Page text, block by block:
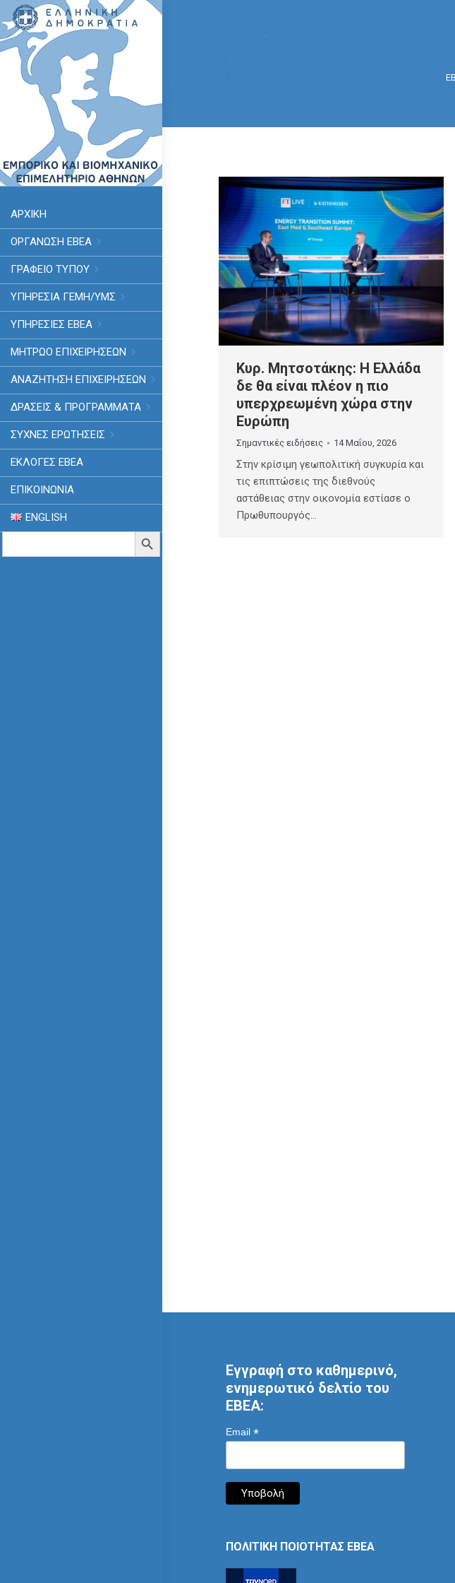
ΑΡΧΙΚΗ
ΟΡΓΑΝΩΣΗ ΕΒΕΑ
ΓΡΑΦΕΙΟ ΤΥΠΟΥ
ΥΠΗΡΕΣΊΑ ΓΕΜΗ/ΥΜΣ
ΥΠΗΡΕΣΙΕΣ ΕΒΕΑ
ΜΗΤΡΩΟ ΕΠΙΧΕΙΡΗΣΕΩΝ
ΑΝΑΖΗΤΗΣΗ ΕΠΙΧΕΙΡΗΣΕΩΝ
ΔΡΑΣΕΙΣ & ΠΡΟΓΡΑΜΜΑΤΑ
ΣΥΧΝΕΣ ΕΡΩΤΗΣΕΙΣ
ΕΚΛΟΓΈΣ ΕΒΕΑ
ΕΠΙΚΟΙΝΩΝΙΑ
ENGLISH
Search
Search Button
Κυρ. Μητσοτάκης: Η Ελλάδα
δε θα είναι πλέον η πιο
υπερχρεωμένη χώρα στην
Ευρώπη
Σημαντικές ειδήσεις 14 Μαΐου, 2026
Στην κρίσιμη γεωπολιτική συγκυρία και
τις επιπτώσεις της διεθνούς
αστάθειας στην οικονομία εστίασε ο
Πρωθυπουργός…
Εγγραφή στο καθημερινό,
ενημερωτικό δελτίο του
ΕΒΕΑ:
Email *
ΠΟΛΙΤΙΚΗ ΠΟΙΟΤΗΤΑΣ ΕΒΕΑ